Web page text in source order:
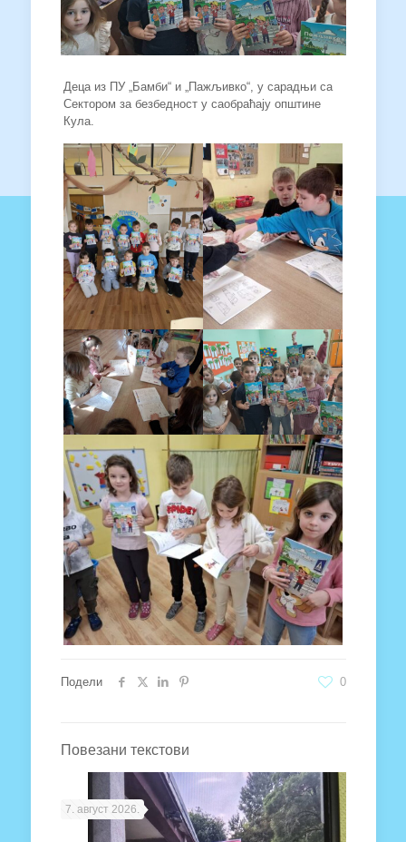
Деца из ПУ „Бамби“ и „Пажљивко“, у сарадњи са
Сектором за безбедност у саобраћају општине
Кула.
Подели 0
Повезани текстови
7. август 2026.